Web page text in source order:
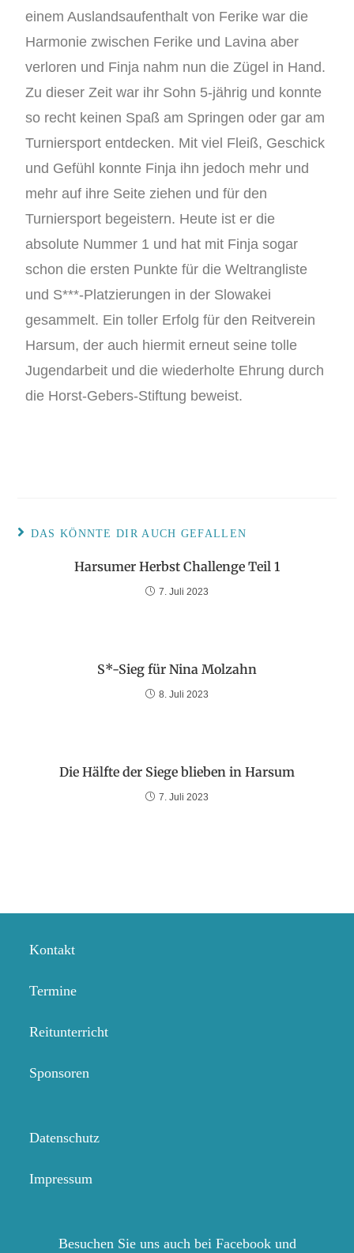
einem Auslandsaufenthalt von Ferike war die
Harmonie zwischen Ferike und Lavina aber
verloren und Finja nahm nun die Zügel in Hand.
Zu dieser Zeit war ihr Sohn 5-jährig und konnte
so recht keinen Spaß am Springen oder gar am
Turniersport entdecken. Mit viel Fleiß, Geschick
und Gefühl konnte Finja ihn jedoch mehr und
mehr auf ihre Seite ziehen und für den
Turniersport begeistern. Heute ist er die
absolute Nummer 1 und hat mit Finja sogar
schon die ersten Punkte für die Weltrangliste
und S***-Platzierungen in der Slowakei
gesammelt. Ein toller Erfolg für den Reitverein
Harsum, der auch hiermit erneut seine tolle
Jugendarbeit und die wiederholte Ehrung durch
die Horst-Gebers-Stiftung beweist.
DAS KÖNNTE DIR AUCH GEFALLEN
Harsumer Herbst Challenge Teil 1
7. Juli 2023
S*-Sieg für Nina Molzahn
8. Juli 2023
Die Hälfte der Siege blieben in Harsum
7. Juli 2023
Kontakt
Termine
Reitunterricht
Sponsoren
Datenschutz
Impressum
Besuchen Sie uns auch bei Facebook und